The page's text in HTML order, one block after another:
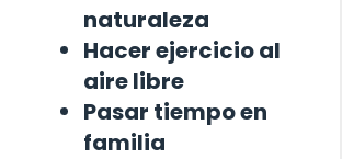
naturaleza
Hacer ejercicio al
aire libre
Pasar tiempo en
familia